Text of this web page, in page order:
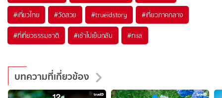
#เที่ยวไทย #วัดสวย #trueidstory #เที่ยวภาคกลาง
#ที่เที่ยวธรรมชาติ #เช้าไปเย็นกลับ #ทะเล
บทความที่เกี่ยวข้อง